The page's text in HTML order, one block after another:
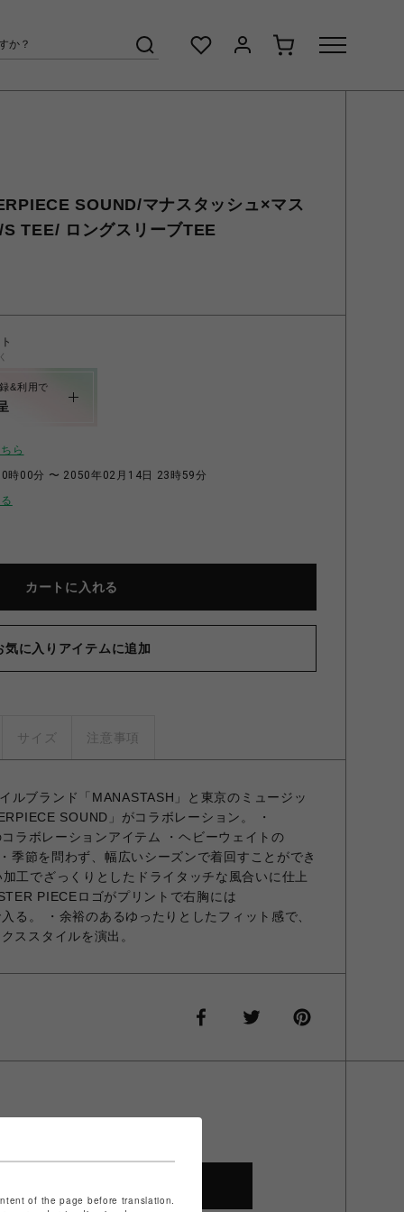
SOUND/マナスタッシュ×マス
TEE/ ロングスリーブTEE
&利用で
ら
時00分 〜 2050年02月14日 23時59分
カートに入れる
気に入りアイテムに追加
サイズ 注意事項
ルブランド「MANASTASH」と東京のミュージッ
SOUND」がコラボレーション。 ・
ラボレーションアイテム ・ヘビーウェイトの
季節を問わず、幅広いシーズンで着回すことができ
工でざっくりとしたドライタッチな風合いに仕上
PIECEロゴがプリントで右胸には
る。 ・余裕のあるゆったりとしたフィット感で、
ススタイルを演出。
of the page before translation.